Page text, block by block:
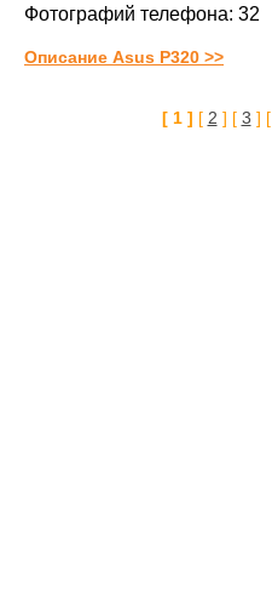
Фотографий телефона: 32
Описание Asus P320 >>
[ 1 ] [ 2 ] [ 3 ] [